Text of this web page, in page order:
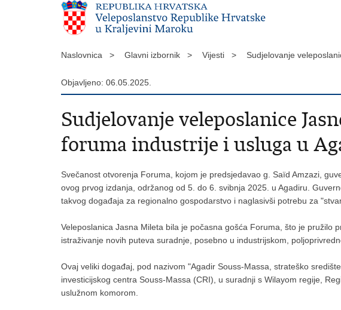
Naslovnica > Glavni izbornik > Vijesti > Sudjelovanje
Objavljeno: 06.05.2025.
Sudjelovanje veleposlanice
foruma industrije i usluga u
Svečanost otvorenja Foruma, kojom je predsjedavao g. Saïd Amzazi,
ovog prvog izdanja, održanog od 5. do 6. svibnja 2025. u Agadiru.
takvog događaja za regionalno gospodarstvo i naglasivši potrebu za
Veleposlanica Jasna Mileta bila je počasna gošća Foruma, što je
istraživanje novih puteva suradnje, posebno u industrijskom,
Ovaj veliki događaj, pod nazivom "Agadir Souss-Massa, strateško
investicijskog centra Souss-Massa (CRI), u suradnji s Wilayom regije,
uslužnom komorom.